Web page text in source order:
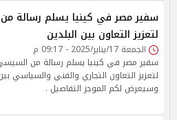
سفير مصر في كينيا يسلم رسالة
لتعزيز التعاون بين البلدين
الجمعة 17/يناير/2025 - 09:17 م
سفير مصر في كينيا يسلم رسالة من
لتعزيز التعاون التجاري والفني والسياسي بين
وسيعرض لكم الموجز التفاصيل .